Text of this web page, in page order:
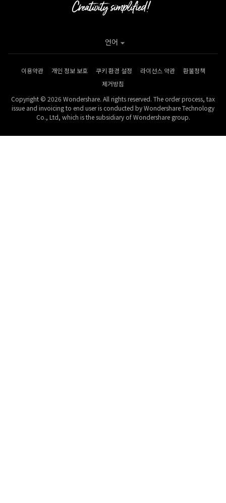
이용약관 개인 정보 보호 쿠키 환경 설정 라이선스 약관
환불정책
제거방침
Copyright © 2026 Wondershare. All rights reserved. The order process, tax
issue and invoicing to end user is conducted by Wondershare Technology
Co., Ltd, which is the subsidiary of Wondershare group.
언어